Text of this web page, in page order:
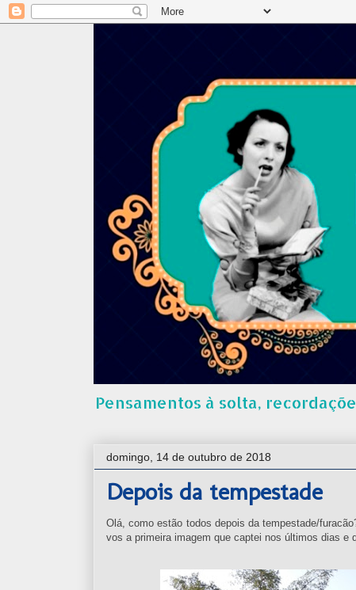
Pensamentos à solta,
domingo, 14 de outubro de 2018
Depois da tempestade
Olá, como estão todos depois da tempestade/
vos a primeira imagem que captei nos últimos dias e